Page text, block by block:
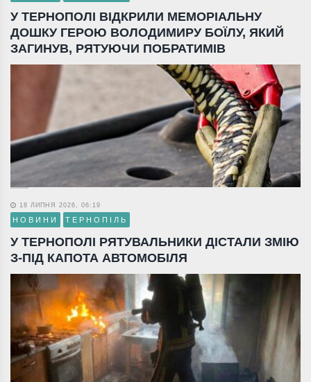
У ТЕРНОПОЛІ ВІДКРИЛИ МЕМОРІАЛЬНУ
ДОШКУ ГЕРОЮ ВОЛОДИМИРУ БОЇЛУ, ЯКИЙ
ЗАГИНУВ, РЯТУЮЧИ ПОБРАТИМІВ
18 ЛИПНЯ 2026, 06:19
НОВИНИ ТЕРНОПІЛЬ
У ТЕРНОПОЛІ РЯТУВАЛЬНИКИ ДІСТАЛИ ЗМІЮ
З-ПІД КАПОТА АВТОМОБІЛЯ